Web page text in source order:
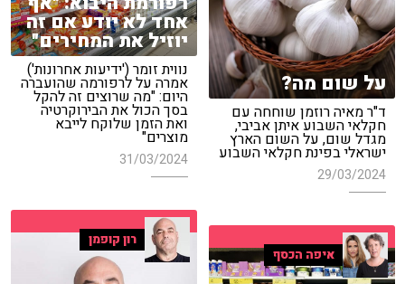
אחד לא יודע אם זה
יוזיל את המחירים"
נווית זומר ('ידיעות אחרונות')
אמרה על לרפורמה שהועברה
היום: "מה שרוצים זה להקל
בסך הכול את הבירוקרטיה
ואת הזמן שלוקח לייבא
מוצרים"
31/03/2024
על שום מה?
ד"ר מאיה רוזמן שוחחה עם
חקלאי השבוע איתן אביבי,
מגדל שום, על השום הארץ
ישראלי בפינת חקלאי השבוע
29/03/2024
רון קופמן
איפה הכסף